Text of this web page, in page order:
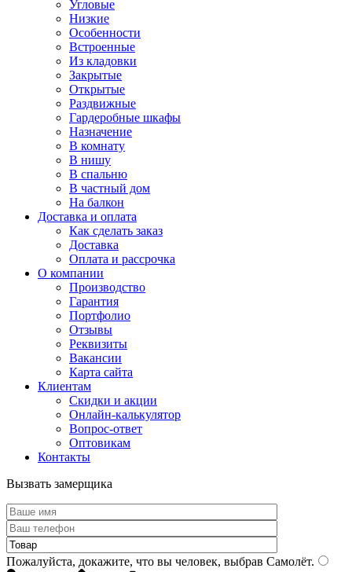
Угловые
Низкие
Особенности
Встроенные
Из кладовки
Закрытые
Открытые
Раздвижные
Гардеробные шкафы
Назначение
В комнату
В нишу
В спальню
В частный дом
На балкон
Доставка и оплата
Как сделать заказ
Доставка
Оплата и рассрочка
О компании
Производство
Гарантия
Портфолио
Отзывы
Реквизиты
Вакансии
Карта сайта
Клиентам
Скидки и акции
Онлайн-калькулятор
Вопрос-ответ
Оптовикам
Контакты
Вызвать замерщика
Пожалуйста, докажите, что вы человек, выбрав Самолёт.